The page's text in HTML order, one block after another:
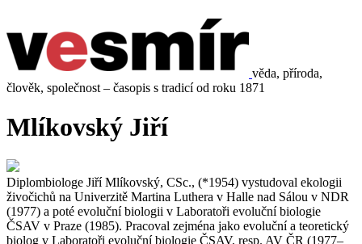
věda, příroda,
člověk, společnost – časopis s tradicí od roku 1871
Mlíkovský Jiří
Diplombiologe Jiří Mlíkovský, CSc., (*1954) vystudoval ekologii
živočichů na Univerzitě Martina Luthera v Halle nad Sálou v NDR
(1977) a poté evoluční biologii v Laboratoři evoluční biologie
ČSAV v Praze (1985). Pracoval zejména jako evoluční a teoretický
biolog v Laboratoři evoluční biologie ČSAV, resp. AV ČR (1977–